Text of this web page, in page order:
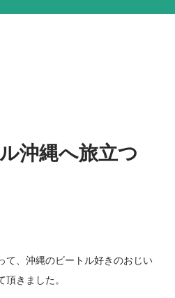
！ 11 フリード ホンダ 銀 希少な8
ー！（普通自動車） 17 N-BOX ホ
したとたんに売れるってパタンも
😅 気になる車があればお早めにお
沖縄へ旅立つ
て、沖縄のビートル好きのおじい
きました。